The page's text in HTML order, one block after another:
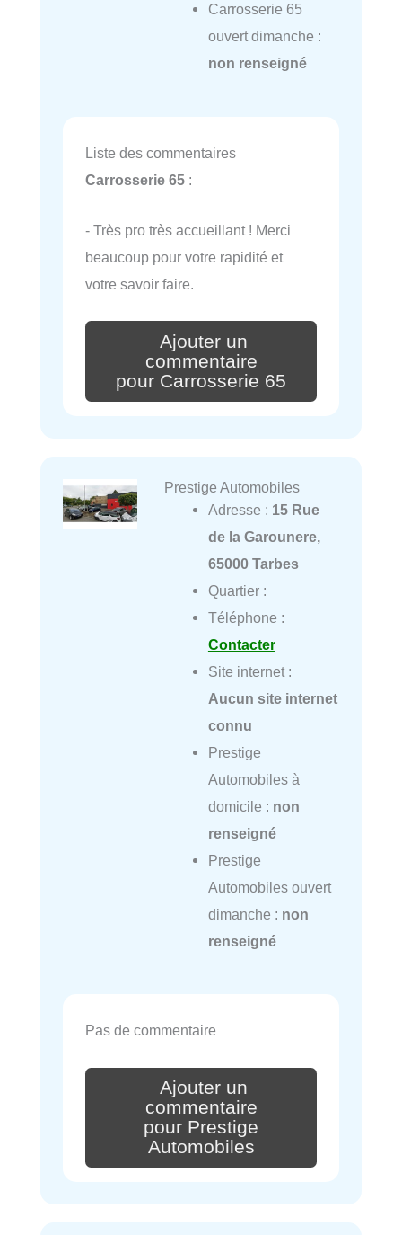
Carrosserie 65
ouvert dimanche :
non renseigné
Liste des commentaires
Carrosserie 65 :
- Très pro très accueillant ! Merci
beaucoup pour votre rapidité et
votre savoir faire.
Ajouter un
commentaire
pour Carrosserie 65
Prestige Automobiles
Adresse : 15 Rue
de la Garounere,
65000 Tarbes
Quartier :
Téléphone :
Contacter
Site internet :
Aucun site internet
connu
Prestige
Automobiles à
domicile : non
renseigné
Prestige
Automobiles ouvert
dimanche : non
renseigné
Pas de commentaire
Ajouter un
commentaire
pour Prestige
Automobiles